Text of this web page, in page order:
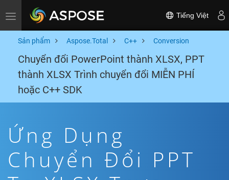
Toggle navigation Tiếng Việt
Sản phẩm Aspose.Total C++ Conversion
Chuyển đổi PowerPoint thành XLSX, PPT
thành XLSX Trình chuyển đổi MIỄN PHÍ
hoặc C++ SDK
Ứng Dụng
Chuyển Đổi PPT